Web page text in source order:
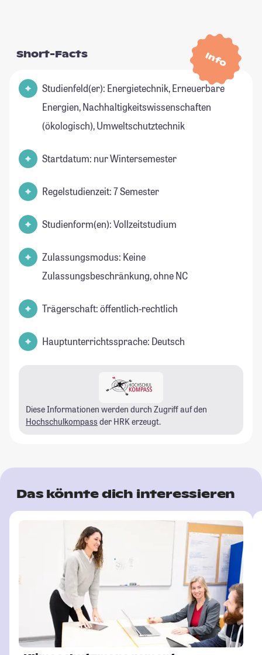
Info
Short-Facts
Studienfeld(er): Energietechnik, Erneuerbare
Energien, Nachhaltigkeitswissenschaften
(ökologisch), Umweltschutztechnik
Startdatum: nur Wintersemester
Regelstudienzeit: 7 Semester
Studienform(en): Vollzeitstudium
Zulassungsmodus: Keine
Zulassungsbeschränkung, ohne NC
Trägerschaft: öffentlich-rechtlich
Hauptunterrichtssprache: Deutsch
Diese Informationen werden durch Zugriff auf den
Hochschulkompass der HRK erzeugt.
Das könnte dich interessieren